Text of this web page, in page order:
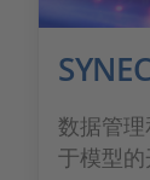
数据管
于模型的